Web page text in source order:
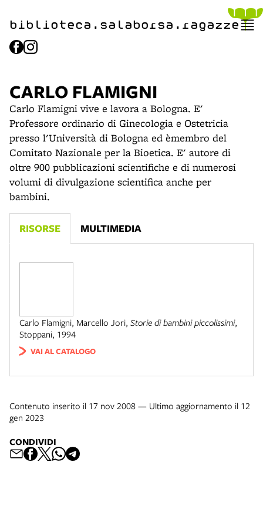
biblioteca.​salaborsa.ragazze
CARLO FLAMIGNI
Carlo Flamigni vive e lavora a Bologna. E'
Professore ordinario di Ginecologia e Ostetricia
presso l'Università di Bologna ed èmembro del
Comitato Nazionale per la Bioetica. E' autore di
oltre 900 pubblicazioni scientifiche e di numerosi
volumi di divulgazione scientifica anche per
bambini.
RISORSE MULTIMEDIA
Carlo Flamigni, Marcello Jori, Storie di bambini piccolissimi,
Stoppani, 1994
VAI AL CATALOGO
Contenuto inserito il 17 nov 2008 — Ultimo aggiornamento il 12
gen 2023
CONDIVIDI